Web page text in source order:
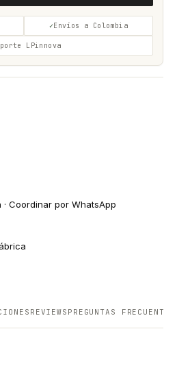
Envíos a Colombia
LPinnova
Coordinar por WhatsApp
REVIEWS PREGUNTAS FRECUENTES